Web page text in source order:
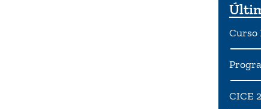
Curso
CICE